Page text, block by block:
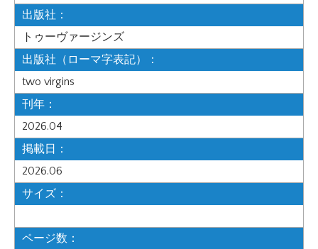
出版社：
トゥーヴァージンズ
出版社（ローマ字表記）：
two virgins
刊年：
2026.04
掲載日：
2026.06
サイズ：
ページ数：